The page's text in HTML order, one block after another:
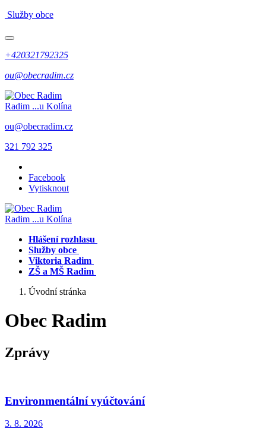
Služby obce
+420321792325
ou@obecradim.cz
Radim ...u Kolína
ou@obecradim.cz
321 792 325
Facebook
Vytisknout
Radim ...u Kolína
Hlášení rozhlasu
Služby obce
Viktoria Radim
ZŠ a MŠ Radim
Úvodní stránka
Obec Radim
Zprávy
Environmentální vyúčtování
3. 8. 2026